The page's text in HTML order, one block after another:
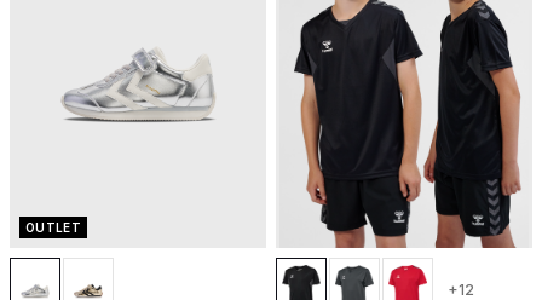
OUTLET
+12